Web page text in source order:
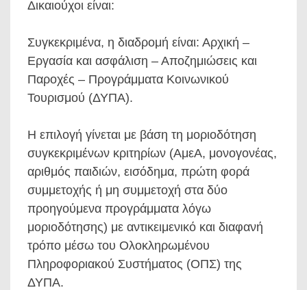
Δικαιούχοι είναι:
Συγκεκριμένα, η διαδρομή είναι: Αρχική –
Εργασία και ασφάλιση – Αποζημιώσεις και
Παροχές – Προγράμματα Κοινωνικού
Τουρισμού (ΔΥΠΑ).
Η επιλογή γίνεται με βάση τη μοριοδότηση
συγκεκριμένων κριτηρίων (ΑμεΑ, μονογονέας,
αριθμός παιδιών, εισόδημα, πρώτη φορά
συμμετοχής ή μη συμμετοχή στα δύο
προηγούμενα προγράμματα λόγω
μοριοδότησης) με αντικειμενικό και διαφανή
τρόπο μέσω του Ολοκληρωμένου
Πληροφοριακού Συστήματος (ΟΠΣ) της
ΔΥΠΑ.